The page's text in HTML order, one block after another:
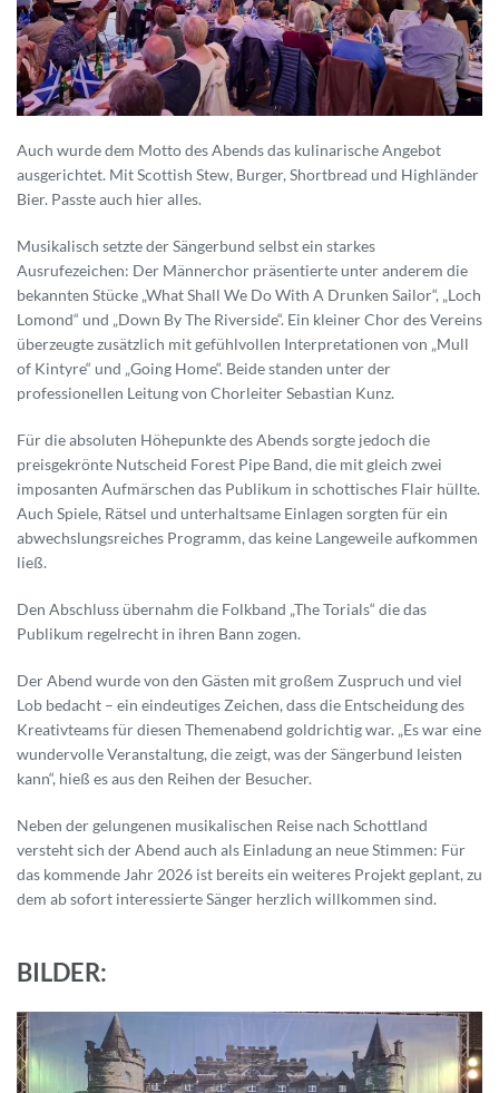
Auch wurde dem Motto des Abends das kulinarische Angebot
ausgerichtet. Mit Scottish Stew, Burger, Shortbread und Highländer
Bier. Passte auch hier alles.
Musikalisch setzte der Sängerbund selbst ein starkes
Ausrufezeichen: Der Männerchor präsentierte unter anderem die
bekannten Stücke „What Shall We Do With A Drunken Sailor“, „Loch
Lomond“ und „Down By The Riverside“. Ein kleiner Chor des Vereins
überzeugte zusätzlich mit gefühlvollen Interpretationen von „Mull
of Kintyre“ und „Going Home“. Beide standen unter der
professionellen Leitung von Chorleiter Sebastian Kunz.
Für die absoluten Höhepunkte des Abends sorgte jedoch die
preisgekrönte Nutscheid Forest Pipe Band, die mit gleich zwei
imposanten Aufmärschen das Publikum in schottisches Flair hüllte.
Auch Spiele, Rätsel und unterhaltsame Einlagen sorgten für ein
abwechslungsreiches Programm, das keine Langeweile aufkommen
ließ.
Den Abschluss übernahm die Folkband „The Torials“ die das
Publikum regelrecht in ihren Bann zogen.
Der Abend wurde von den Gästen mit großem Zuspruch und viel
Lob bedacht – ein eindeutiges Zeichen, dass die Entscheidung des
Kreativteams für diesen Themenabend goldrichtig war. „Es war eine
wundervolle Veranstaltung, die zeigt, was der Sängerbund leisten
kann“, hieß es aus den Reihen der Besucher.
Neben der gelungenen musikalischen Reise nach Schottland
versteht sich der Abend auch als Einladung an neue Stimmen: Für
das kommende Jahr 2026 ist bereits ein weiteres Projekt geplant, zu
dem ab sofort interessierte Sänger herzlich willkommen sind.
BILDER: